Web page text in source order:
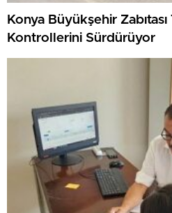
Konya Büyükşehir Zabıtası
Kontrollerini Sürdürüyor